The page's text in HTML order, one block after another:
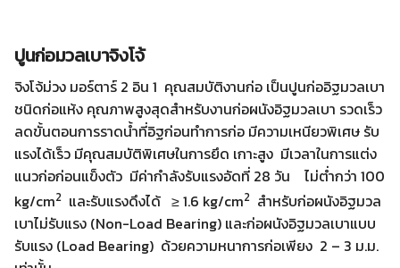
ปูนก่อมวลเบาจิงโจ้
จิงโจ้ม่วง มอร์ตาร์ 2 อิน 1 คุณสมบัติงานก่อ เป็นปูนก่ออิฐมวลเบา
ชนิดก่อแห้ง คุณภาพสูงสุดสำหรับงานก่อผนังอิฐมวลเบา รวดเร็ว
ลดขั้นตอนการราดน้ำที่อิฐก่อนทำการก่อ มีความเหนียวพิเศษ รับ
แรงได้เร็ว มีคุณสมบัติพิเศษในการยึด เกาะสูง มีเวลาในการแต่ง
แนวก่อก่อนแข็งตัว มีค่ากำลังรับแรงอัดที่ 28 วัน ไม่ต่ำกว่า 100
kg/cm2 และรับแรงดึงได้ ≥ 1.6 kg/cm2 สำหรับก่อผนังอิฐมวล
เบาไม่รับแรง (Non-Load Bearing) และก่อผนังอิฐมวลเบาแบบ
รับแรง (Load Bearing) ด้วยความหนาการก่อเพียง 2 – 3 ม.ม.